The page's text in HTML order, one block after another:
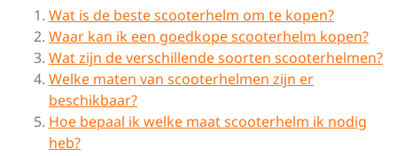
Wat is de beste scooterhelm om te kopen?
Waar kan ik een goedkope scooterhelm kopen?
Wat zijn de verschillende soorten scooterhelmen?
Welke maten van scooterhelmen zijn er
beschikbaar?
Hoe bepaal ik welke maat scooterhelm ik nodig
heb?